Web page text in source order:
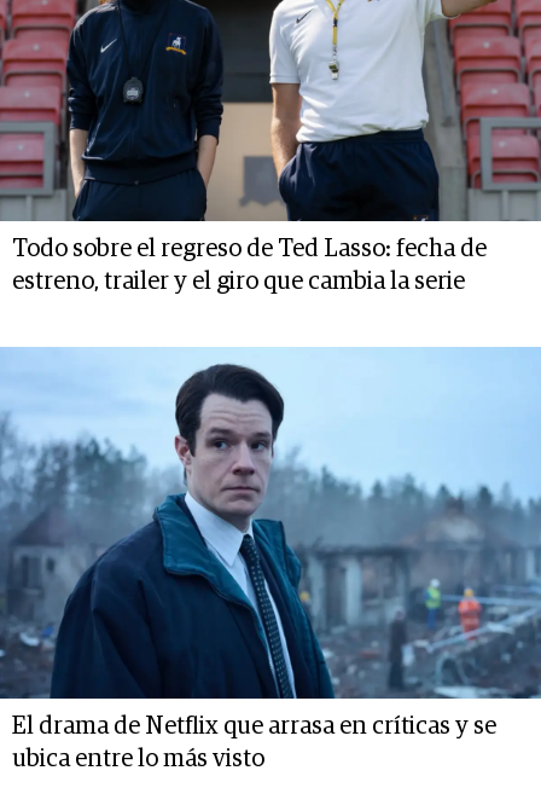
Todo sobre el regreso de Ted Lasso: fecha de
estreno, trailer y el giro que cambia la serie
El drama de Netflix que arrasa en críticas y se
ubica entre lo más visto